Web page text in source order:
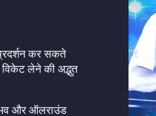
कर सकते
लेने की अद्भुत
और ऑलराउंड